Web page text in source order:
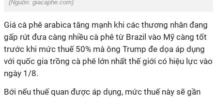
(Nguồn: giacaphe.com)
Giá cà phê arabica tăng mạnh khi các thương nhân đang
gấp rút đưa càng nhiều cà phê từ Brazil vào Mỹ càng tốt
trước khi mức thuế 50% mà ông Trump đe dọa áp dụng
với quốc gia trồng cà phê lớn nhất thế giới có hiệu lực vào
ngày 1/8.
Bới nếu thuế quan được áp dụng, mức thuế này sẽ gần